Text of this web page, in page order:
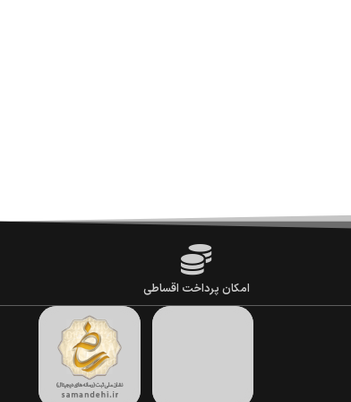
امکان پرداخت اقساطی